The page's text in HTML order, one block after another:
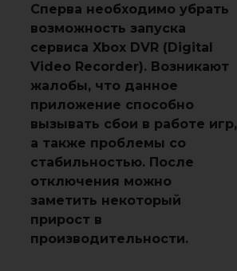
Сперва необходимо убрать
возможность запуска
сервиса Xbox DVR (Digital
Video Recorder). Возникают
жалобы, что данное
приложение способно
вызывать сбои в работе игр,
а также проблемы со
стабильностью. После
отключения можно
заметить некоторый
прирост в
производительности.